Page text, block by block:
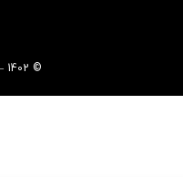
© 1402 – تمامی حقوق مادی و معنوی متعلق به فروشگاه اینترنتی دلورس می باشد.